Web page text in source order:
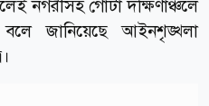
নগরীসহ গোটা দক্ষিণাঞ্চলে
জানিয়েছে আইনশৃঙ্খলা